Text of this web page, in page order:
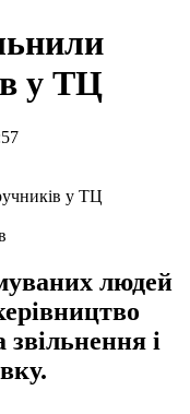
у ТЦ
людей
і